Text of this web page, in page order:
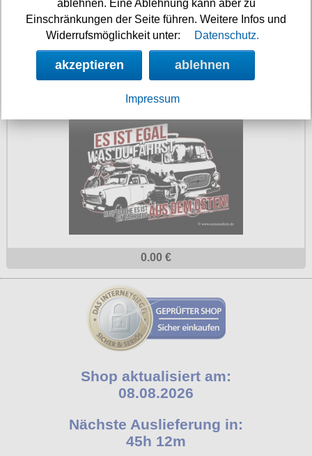
Aufkleber Es ist egal was Du fährst Hauptsache
0.00 €
Shop aktualisiert am:
08.08.2026
Nächste Auslieferung in:
45h 12m
ablehnen. Eine Ablehnung kann aber zu
Einschränkungen der Seite führen. Weitere Infos und
Widerrufsmöglichkeit unter:
Datenschutz.
akzeptieren ablehnen
Impressum